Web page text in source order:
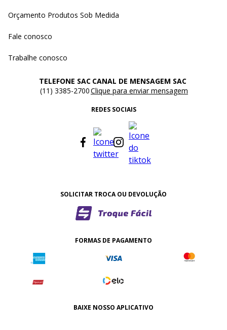
Orçamento Produtos Sob Medida
Fale conosco
Trabalhe conosco
TELEFONE SAC
(11) 3385-2700
CANAL DE MENSAGEM SAC
Clique para enviar mensagem
REDES SOCIAIS
SOLICITAR TROCA OU DEVOLUÇÃO
FORMAS DE PAGAMENTO
BAIXE NOSSO APLICATIVO